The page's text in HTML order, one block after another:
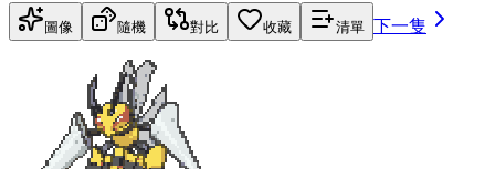
圖像 隨機 對比 收藏 清單 下一隻